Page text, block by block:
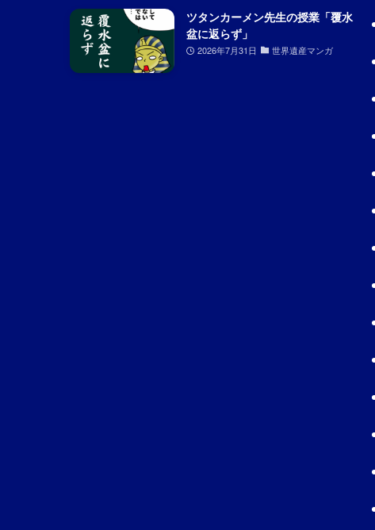
ツタンカーメン先生の授業「覆水
盆に返らず」
2026年7月31日 世界遺産マンガ